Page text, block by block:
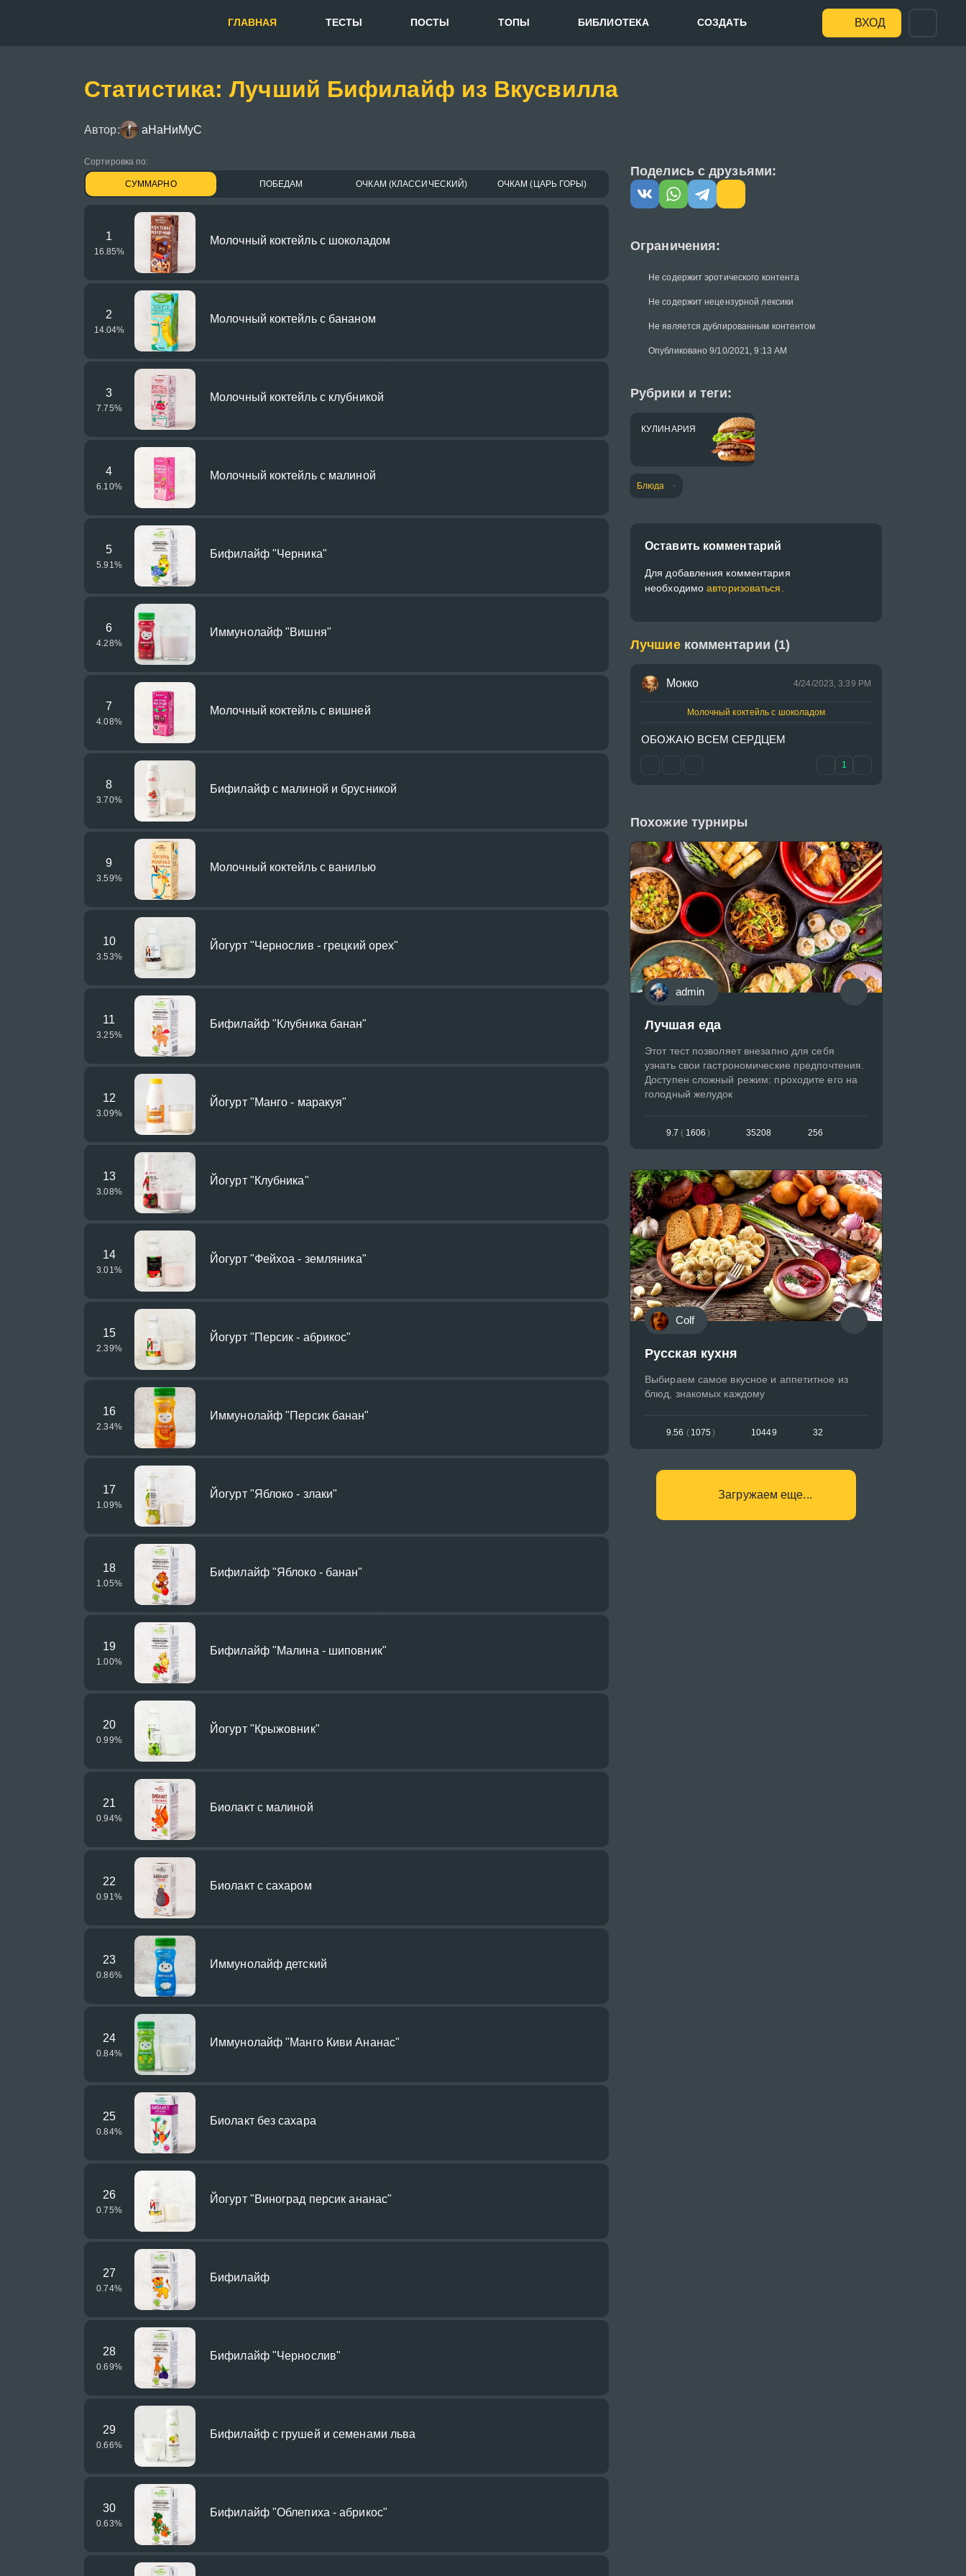
ГЛАВНАЯ ТЕСТЫ ПОСТЫ ТОПЫ БИБЛИОТЕКА СОЗДАТЬ ВХОД
Статистика: Лучший Бифилайф из Вкусвилла
Автор: аНаНиМуС
Сортировка по:
СУММАРНО ПОБЕДАМ ОЧКАМ (КЛАССИЧЕСКИЙ) ОЧКАМ (ЦАРЬ ГОРЫ)
1
16.85%
Молочный коктейль с шоколадом
2
14.04%
Молочный коктейль с бананом
3
7.75%
Молочный коктейль с клубникой
4
6.10%
Молочный коктейль с малиной
5
5.91 %
Бифилайф "Черника"
6
4.28%
Иммунолайф "Вишня"
7
4.08%
Молочный коктейль с вишней
8
3.70%
Бифилайф с малиной и брусникой
9
3.59%
Молочный коктейль с ванилью
10
3.53%
Йогурт "Чернослив - грецкий орех"
11
3.25%
Бифилайф "Клубника банан"
12
3.09%
Йогурт "Манго - маракуя"
13
3.08%
Йогурт "Клубника"
14
3.01 %
Йогурт "Фейхоа - земляника"
15
2.39%
Йогурт "Персик - абрикос"
16
2.34%
Иммунолайф "Персик банан"
17
1.09%
Йогурт "Яблоко - злаки"
18
1.05%
Бифилайф "Яблоко - банан"
19
1.00%
Бифилайф "Малина - шиповник"
20
0.99%
Йогурт "Крыжовник"
21
0.94%
Биолакт с малиной
22
0.91 %
Биолакт с сахаром
23
0.86%
Иммунолайф детский
24
0.84%
Иммунолайф "Манго Киви Ананас"
25
0.84%
Биолакт без сахара
26
0.75%
Йогурт "Виноград персик ананас"
27
0.74%
Бифилайф
28
0.69%
Бифилайф "Чернослив"
29
0.66%
Бифилайф с грушей и семенами льва
30
0.63%
Бифилайф "Облепиха - абрикос"
Поделись с друзьями:
Ограничения:
Не содержит эротического контента
Не содержит нецензурной лексики
Не является дублированным контентом
Опубликовано 9/10/2021, 9:13 AM
Рубрики и теги:
КУЛИНАРИЯ
Блюда
Оставить комментарий
Для добавления комментария
необходимоавторизоваться.
Лучшие комментарии (1)
Моккo 4/24/2023, 3:39 PM
Молочный коктейль с шоколадом
ОБОЖАЮ ВСЕМ СЕРДЦЕМ
1
Похожие турниры
admin
Лучшая еда
Этот тест позволяет внезапно для себя
узнать свои гастрономические предпочтения.
Доступен сложный режим: проходите его на
голодный желудок
9.7 ( 1606 ) 35208 256
Colf
Русская кухня
Выбираем самое вкусное и аппетитное из
блюд, знакомых каждому
9.56 ( 1075 ) 10449 32
Загружаем еще...